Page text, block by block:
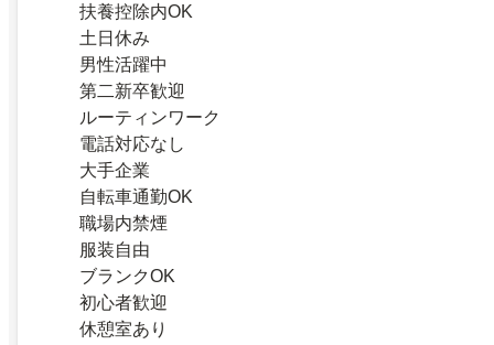
扶養控除内OK
土日休み
男性活躍中
第二新卒歓迎
ルーティンワーク
電話対応なし
大手企業
自転車通勤OK
職場内禁煙
服装自由
ブランクOK
初心者歓迎
休憩室あり